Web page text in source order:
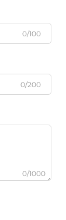
0/100
0/200
0/1000